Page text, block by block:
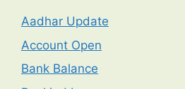
Aadhar Update
Account Open
Bank Balance